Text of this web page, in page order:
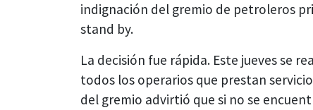
indignación del gremio de petroleros
stand by.
La decisión fue rápida. Este jueves se
todos los operarios que prestan
del gremio advirtió que si no se